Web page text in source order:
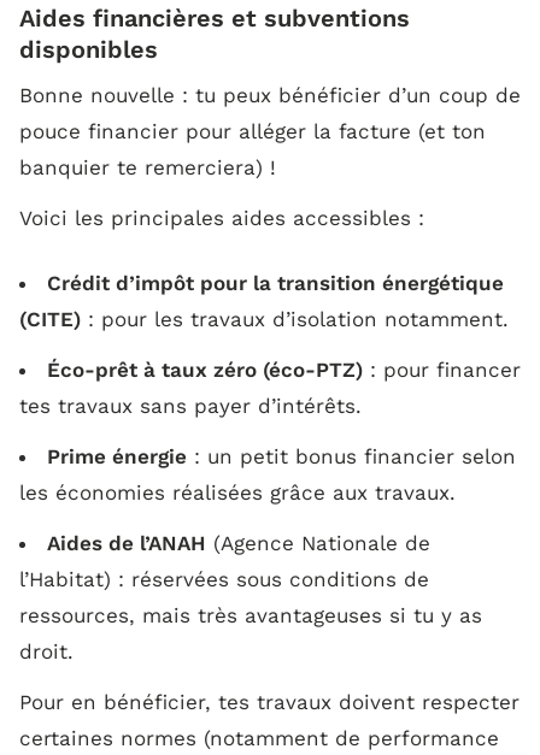
Aides financières et subventions
disponibles
Bonne nouvelle : tu peux bénéficier d’un coup de
pouce financier pour alléger la facture (et ton
banquier te remerciera) !
Voici les principales aides accessibles :
Crédit d’impôt pour la transition énergétique
(CITE) : pour les travaux d’isolation notamment.
Éco-prêt à taux zéro (éco-PTZ) : pour financer
tes travaux sans payer d’intérêts.
Prime énergie : un petit bonus financier selon
les économies réalisées grâce aux travaux.
Aides de l’ANAH (Agence Nationale de
l’Habitat) : réservées sous conditions de
ressources, mais très avantageuses si tu y as
droit.
Pour en bénéficier, tes travaux doivent respecter
certaines normes (notamment de performance